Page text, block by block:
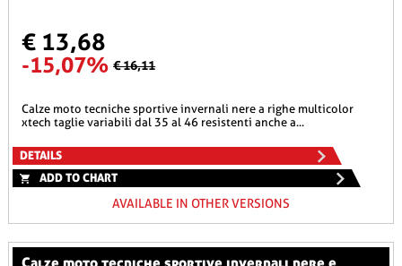
€ 13,68
-15,07% € 16,11
calze moto tecniche sportive invernali nere a righe multicolor
xtech taglie variabili dal 35 al 46 resistenti anche a...
DETAILS
ADD TO CHART
AVAILABLE IN OTHER VERSIONS
calze moto tecniche sportive invernali nere e